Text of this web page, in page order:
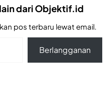
dari Objektif.id
pos terbaru lewat email.
Berlangganan